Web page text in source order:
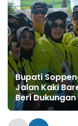
Bupati
Jalan Kaki
Beri
Langsung di
PORSENIJAR